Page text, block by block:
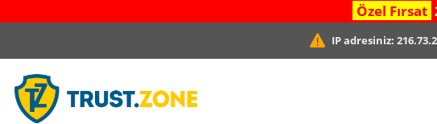
Özel Fırsat
IP adresiniz: